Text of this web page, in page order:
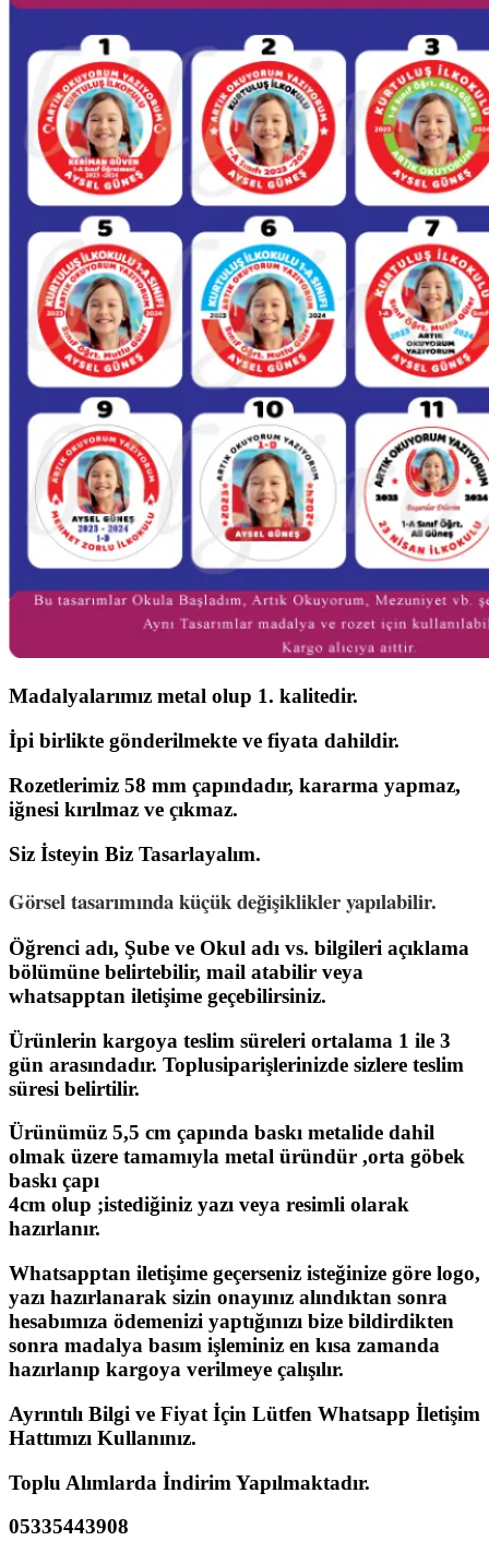
Madalyalarımız metal olup 1. kalitedir.
İpi birlikte gönderilmekte ve fiyata dahildir.
Rozetlerimiz 58 mm çapındadır, kararma yapmaz,
iğnesi kırılmaz ve çıkmaz.
Siz İsteyin Biz Tasarlayalım.
Görsel tasarımında küçük değişiklikler yapılabilir.
Öğrenci adı, Şube ve Okul adı vs. bilgileri açıklama
bölümüne belirtebilir, mail atabilir veya
whatsapptan iletişime geçebilirsiniz.
Ürünlerin kargoya teslim süreleri ortalama 1 ile 3
gün arasındadır. Toplusiparişlerinizde sizlere teslim
süresi belirtilir.
Ürünümüz 5,5 cm çapında baskı metalide dahil
olmak üzere tamamıyla metal üründür ,orta göbek
baskı çapı
4cm olup ;istediğiniz yazı veya resimli olarak
hazırlanır.
Whatsapptan iletişime geçerseniz isteğinize göre logo,
yazı hazırlanarak sizin onayınız alındıktan sonra
hesabımıza ödemenizi yaptığınızı bize bildirdikten
sonra madalya basım işleminiz en kısa zamanda
hazırlanıp kargoya verilmeye çalışılır.
Ayrıntılı Bilgi ve Fiyat İçin Lütfen Whatsapp İletişim
Hattımızı Kullanınız.
Toplu Alımlarda İndirim Yapılmaktadır.
05335443908